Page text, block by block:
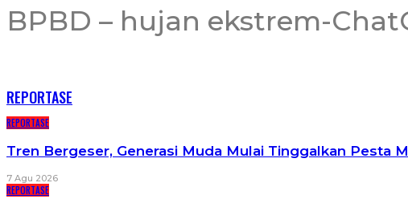
BPBD – hujan ekstrem-
REPORTASE
REPORTASE
Tren Bergeser, Generasi Muda Mulai Tinggalkan Pesta
7 Agu 2026
REPORTASE